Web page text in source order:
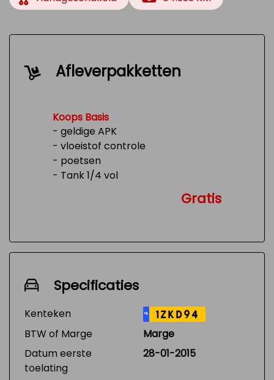
Afleverpakketten
Koops Basis
- geldige APK
- vloeistof controle
- poetsen
- Tank 1/4 vol
Gratis
Specificaties
Kenteken NL 1ZKD94
BTW of Marge
Marge
Datum eerste
toelating
28-01-2015